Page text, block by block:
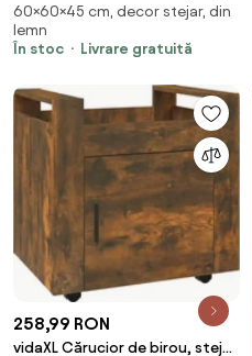
maro, 60x45x60 cm, lemn
prelucrat
60×60×45 cm, decor stejar, din
lemn
În stoc
Livrare gratuită
258,99 RON
vidaXL Cărucior de birou, stejar